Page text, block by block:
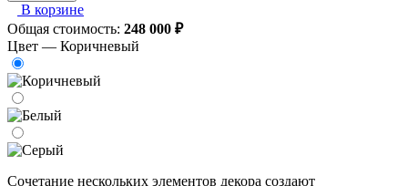
В корзине
Общая стоимость: 248 000 ₽
Цвет — Коричневый
Сочетание нескольких элементов декора создают